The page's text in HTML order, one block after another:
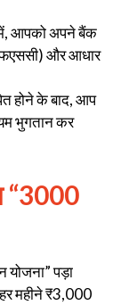
आपको अपने बैंक
और आधार
होने के बाद, आप
भुगतान कर
“3000
पड़ा
महीने ₹3,000